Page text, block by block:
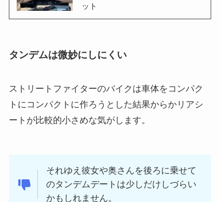
ット
タンデムは微妙にしにくい
ストリートファイターのバイクは車体をコンパク
トにコンパクトに作ろうとした結果からかリアシ
ートが比較的小さめな気がします。
それゆえ彼女や奥さんを後ろに乗せて
のタンデムデートは少しだけしづらい
かもしれません。